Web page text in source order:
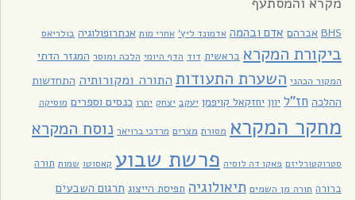
BHS אברהם אדם ובהמה אדמונד ליץ' אחרי מות אנתרופולוגיה בולריאס
ביקורת המקרא בראשית דוד הדף היומי הלכה ומוסר המגזר הדתי
המקור הכהני השערת התעודות התורה ומקורותיה התחדשות
ההלכה חז"ל יוון יחזקאל קויפמן יעקב יצחק יתרו כנסים וספרים מוסיקה
מחקר המקרא מסורת מצרים מרדכי ברויאר נוסח המקרא
סטרוקטורליזם פאקו דה לוסיה פרשת שבוע קאסוטו שמות תורה
ברורה תורה מן השמים תיאולוגיה תפיסת הייצוג תרגום השבעים